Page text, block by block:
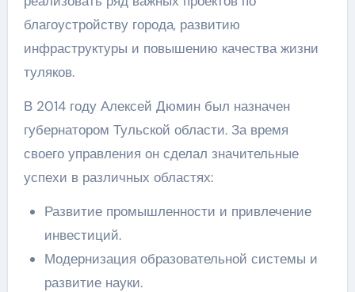
благоустройству города, развитию
инфраструктуры и повышению качества жизни
туляков.
В 2014 году Алексей Дюмин был назначен
губернатором Тульской области. За время
своего управления он сделал значительные
успехи в различных областях:
Развитие промышленности и привлечение
инвестиций.
Модернизация образовательной системы и
развитие науки.